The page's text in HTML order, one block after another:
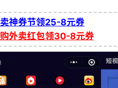
神券节领25-8元券
外卖红包领30-8元券